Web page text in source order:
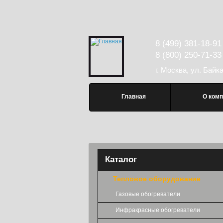
8 (499) 381-18-91
8 (800) 250-71-33
г. Москва, ул.
Главная О
Каталог
Тепловое оборудование
Газовые обогреватели
Инфракрасные обогреватели